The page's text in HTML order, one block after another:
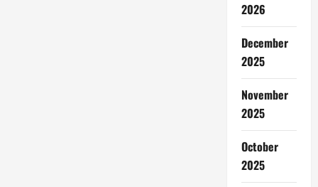
2026
December
2025
November
2025
October
2025